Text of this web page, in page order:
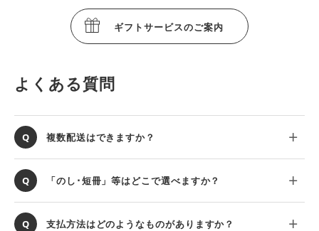
ギフトサービスのご案内
よくある質問
複数配送はできますか？
「のし･短冊」等はどこで選べますか？
支払方法はどのようなものがありますか？